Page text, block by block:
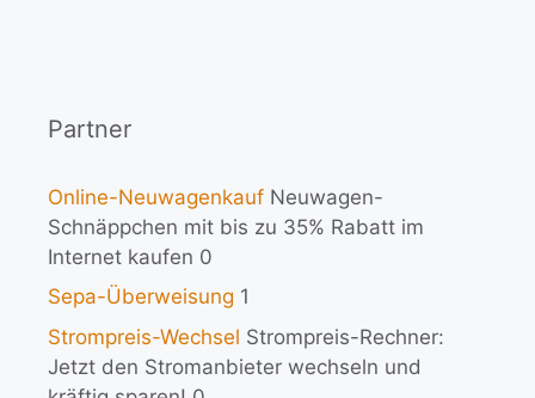
Partner
Online-Neuwagenkauf Neuwagen-
Schnäppchen mit bis zu 35% Rabatt im
Internet kaufen 0
Sepa-Überweisung 1
Strompreis-Wechsel Strompreis-Rechner:
Jetzt den Stromanbieter wechseln und